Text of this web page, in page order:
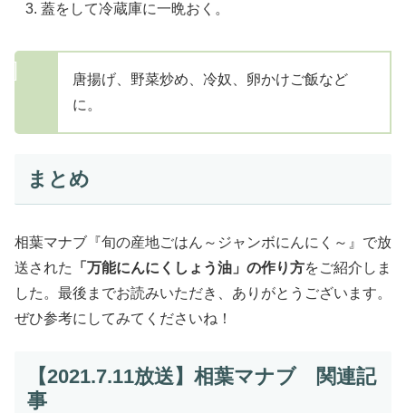
蓋をして冷蔵庫に一晩おく。
唐揚げ、野菜炒め、冷奴、卵かけご飯など
に。
まとめ
相葉マナブ『旬の産地ごはん～ジャンボにんにく～』で放
送された
「万能にんにくしょう油」の作り方をご紹介しま
した。最後までお読みいただき、ありがとうございます。
ぜひ参考にしてみてくださいね！
【2021.7.11放送】相葉マナブ 関連記
事